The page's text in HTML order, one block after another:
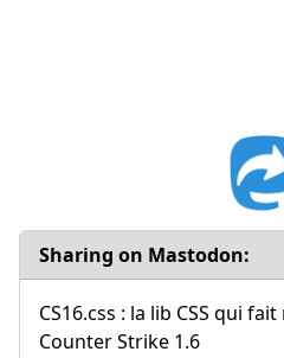
Sharing on Mastodon:
CS16.css : la lib CSS qui
Counter Strike 1.6